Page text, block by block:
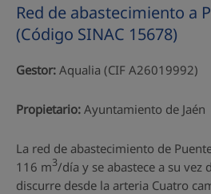
Red de abastecimiento a
(Código SINAC 15678)
Gestor: Aqualia (CIF A26019992)
Propietario: Ayuntamiento de Jaén
La red de abastecimiento de
116 m3/día y se abastece a su vez
discurre desde la arteria Cuatro